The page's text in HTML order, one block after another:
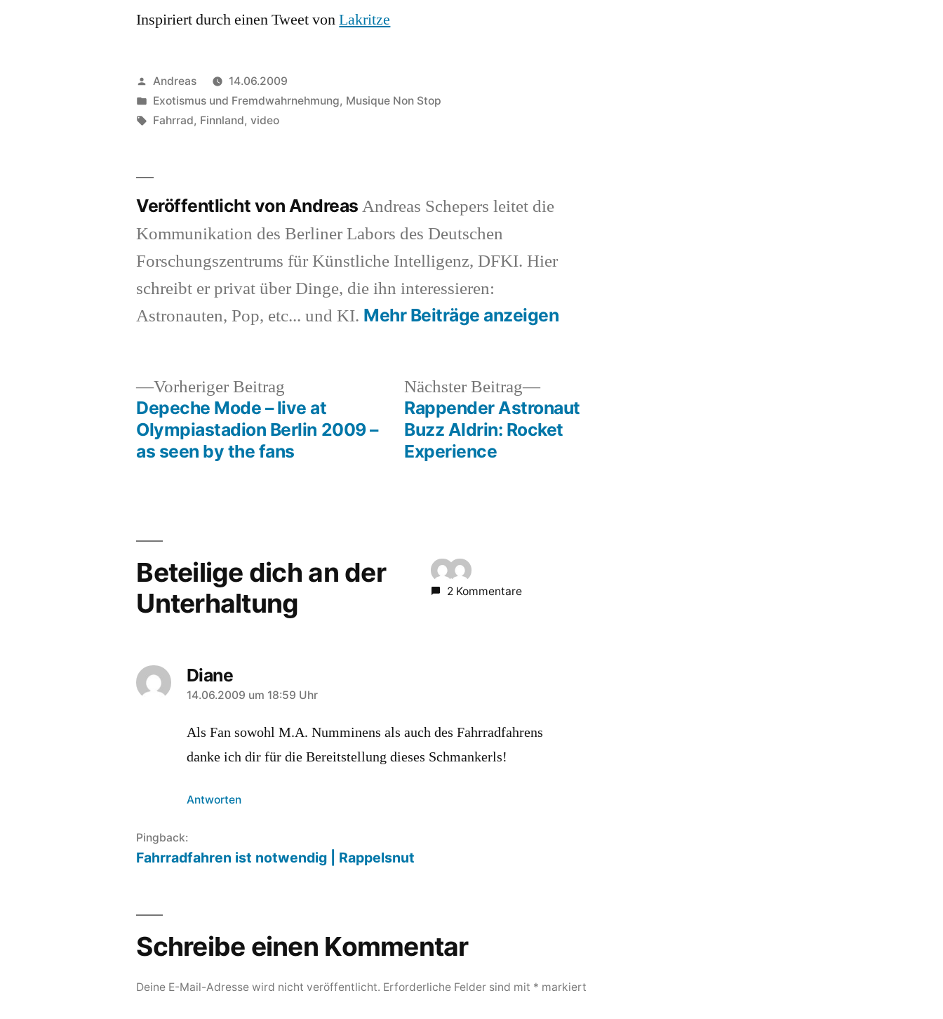
Inspiriert durch einen Tweet vonLakritze
Veröffentlicht
von
Andreas
14.06.2009
Veröffentlicht
in
Exotismus und Fremdwahrnehmung, Musique Non Stop
Schlagwörter:
Fahrrad, Finnland,video
Veröffentlicht von Andreas Andreas Schepers leitet die
Kommunikation des Berliner Labors des Deutschen
Forschungszentrums für Künstliche Intelligenz, DFKI. Hier
schreibt er privat über Dinge, die ihn interessieren:
Astronauten, Pop, etc... und KI. Mehr Beiträge anzeigen
Beitragsnavigation
Vorheriger Beitrag
Beitrag:
Depeche Mode – live at
Olympiastadion Berlin 2009 –
as seen by the fans
Nächster Beitrag
Nächster
Beitrag:
Rappender Astronaut
Buzz Aldrin: Rocket
Experience
Beteilige dich an der
Unterhaltung
2 Kommentare
Diane
sagt:
14.06.2009 um 18:59 Uhr
Als Fan sowohl M.A. Numminens als auch des Fahrradfahrens
danke ich dir für die Bereitstellung dieses Schmankerls!
Antworten
Pingback:
Fahrradfahren ist notwendig | Rappelsnut
Schreibe einen Kommentar
Deine E-Mail-Adresse wird nicht veröffentlicht. Erforderliche Felder sind mit * markiert